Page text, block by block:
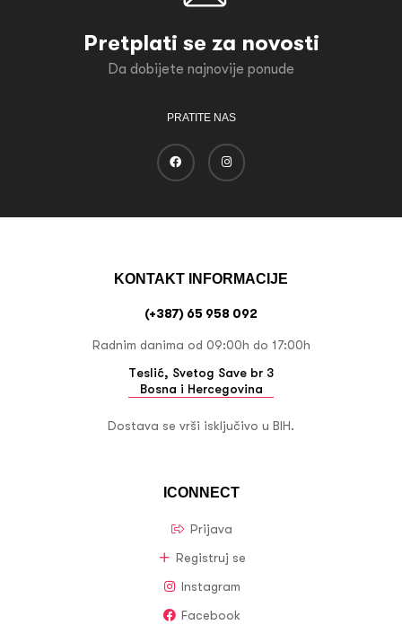
Pretplati se za novosti
Da dobijete najnovije ponude
PRATITE NAS
ICONNECT
Prijava
Registruj se
Instagram
Facebook
KONTAKT INFORMACIJE
(+387) 65 958 092
Radnim danima od 09:00h do 17:00h
Teslić, Svetog Save br 3
Bosna i Hercegovina
Dostava se vrši isključivo u BIH.